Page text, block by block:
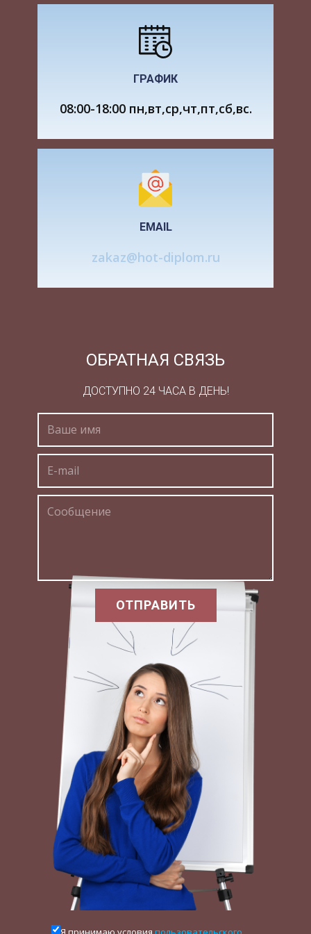
влюбилась: страсть в сердце Зари загоралась
мгновенно. Не медля ни мгновения, Эос
дворец на остров Делос — там охотник стал
возлюбленным и пленником богини.
лишь об оставленной Прокриде . Разгневанная
пренебрежением Эос наконец отпустила Кефала
, но предложила ему испытать супругу.
неузнанным явился к жене.
Прокрида казалась безутешной — так она
Разгневанный Кефал вернул себе прежний
облик, и Прокрида в страхе бежала из дома. Она
взошла на корабль, отправлявшийся на далекий
остров Крит, и вскоре предстала перед
критским царем Миносом. Царь был тяжело
болен, казалось, не было средства облегчить его
страдания, но гречанка была искусной
врачевательницей, и ей удалось исцелить царя.
В награду Минос подарил ей чудесное, не
сторожить похищенную Европу, и Минос — сын
Зевса и Европы — унаследовал собаку от
Обрадованная Прокрида решила вернуться
домой, она верила, что муж, страстный охотник,
получив чудесные дары Миноса, простит ее. Так
оно и вышло.
Теперь Кефал никогда не знал промаха. Вот
только на заре он больше в лес не выходил —
не хотел попадаться на глаза Эос. До Прокриды
дошли слухи, что в лесной чаще ее муж
встречается с какойто незнакомкой. Кто она?
Нимфа? Или вспомнила о старой любви богиня
Эос? Терзаясь подозрениями, Прокрида решила
проследить за мужем и тайно последовала за
ним на охоту. Она увидела, как Кефал улегся
отдохнуть под раскидистым деревом, и поняла,
что напрасно сомневалась в его верности.
Счастливая Прокрида поспешила выйти из
ГРАФИК
08:00-18:00 пн,вт,ср,чт,пт,сб,вс.
EMAIL
zakaz@hot-diplom.ru
ДОСТУПНО 24 ЧАСА В ДЕНЬ!
ОТПРАВИТЬ
ОБРАТНАЯ СВЯЗЬ